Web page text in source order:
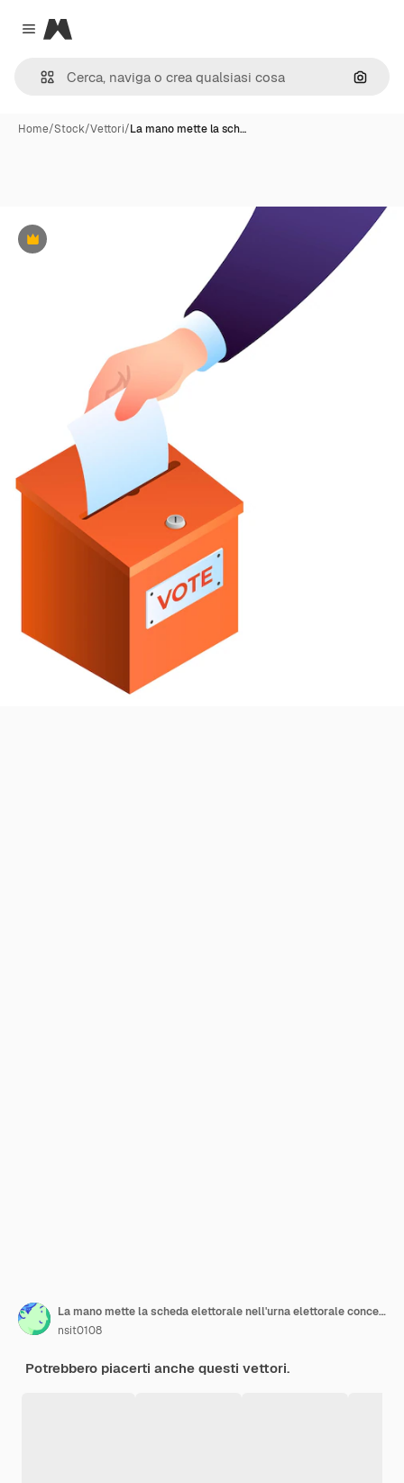
Close menu
Magnific
Cerca
Home/Stock/Vettori/La mano mette la sch…
Premium
La mano mette la scheda elettorale nell'urna elettorale concetto Illustrazione vettoriale
nsit0108
Potrebbero piacerti anche questi vettori.